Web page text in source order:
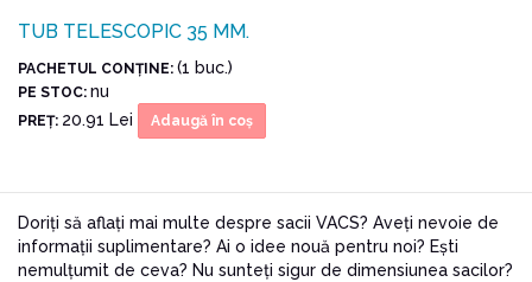
TUB TELESCOPIC 35 MM.
PACHETUL CONŢINE: (1 buc.)
PE STOC: nu
PREŢ: 20.91 Lei Adaugă în coş
Doriți să aflați mai multe despre sacii VACS? Aveți nevoie de
informații suplimentare? Ai o idee nouă pentru noi? Ești
nemulțumit de ceva? Nu sunteți sigur de dimensiunea sacilor?